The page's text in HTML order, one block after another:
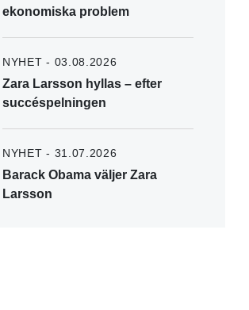
ekonomiska problem
NYHET - 03.08.2026
Zara Larsson hyllas – efter
succéspelningen
NYHET - 31.07.2026
Barack Obama väljer Zara
Larsson